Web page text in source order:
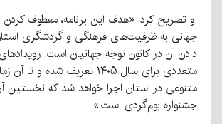
او تصریح کرد: «هدف این برنامه، معطوف کردن
جهانی به ظرفیت‌های فرهنگی و گردشگری
دادن آن در کانون توجه جهانیان است.
متعددی برای سال ۱۴۰۵ تعریف شده
متنوعی در استان اجرا خواهد شد که نخستین
جشنواره بوم‌گردی است.»